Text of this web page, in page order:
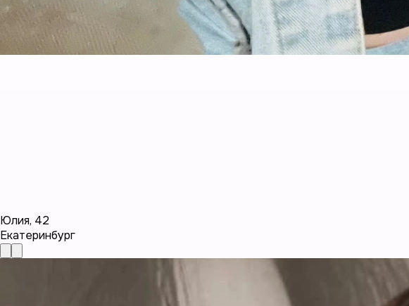
Юлия, 42
Екатеринбург